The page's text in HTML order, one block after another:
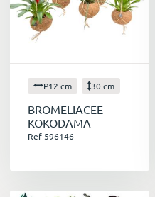
P12 cm 30 cm
BROMELIACEE
KOKODAMA
Ref 596146